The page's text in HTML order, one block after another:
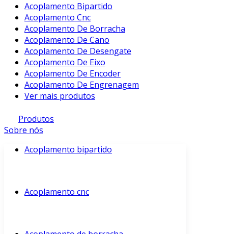
Acoplamento Bipartido
Acoplamento Cnc
Acoplamento De Borracha
Acoplamento De Cano
Acoplamento De Desengate
Acoplamento De Eixo
Acoplamento De Encoder
Acoplamento De Engrenagem
Ver mais produtos
Produtos
Sobre nós
Acoplamento bipartido
Acoplamento cnc